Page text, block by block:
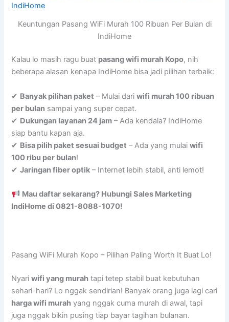
Keuntungan Pasang WiFi Murah 100 Ribuan Per Bulan di
IndiHome
Kalau lo masih ragu buat pasang wifi murah Kopo, nih
beberapa alasan kenapa IndiHome bisa jadi pilihan terbaik:
✔ Banyak pilihan paket – Mulai dariwifi murah 100 ribuan
per bulan sampai yang super cepat.
✔ Dukungan layanan 24 jam – Ada kendala? IndiHome
siap bantu kapan aja.
✔ Bisa pilih paket sesuai budget – Ada yang mulaiwifi
100 ribu per bulan!
✔Jaringan fiber optik – Internet lebih stabil, anti lemot!
Mau daftar sekarang? Hubungi Sales Marketing
IndiHome di 0821-8088-1070!
Pasang WiFi Murah Kopo – Pilihan Paling Worth It Buat Lo!
Nyariwifi yang murah tapi tetep stabil buat kebutuhan
sehari-hari? Lo nggak sendirian! Banyak orang juga lagi cari
harga wifi murah yang nggak cuma murah di awal, tapi
juga nggak bikin pusing tiap bayar tagihan bulanan.